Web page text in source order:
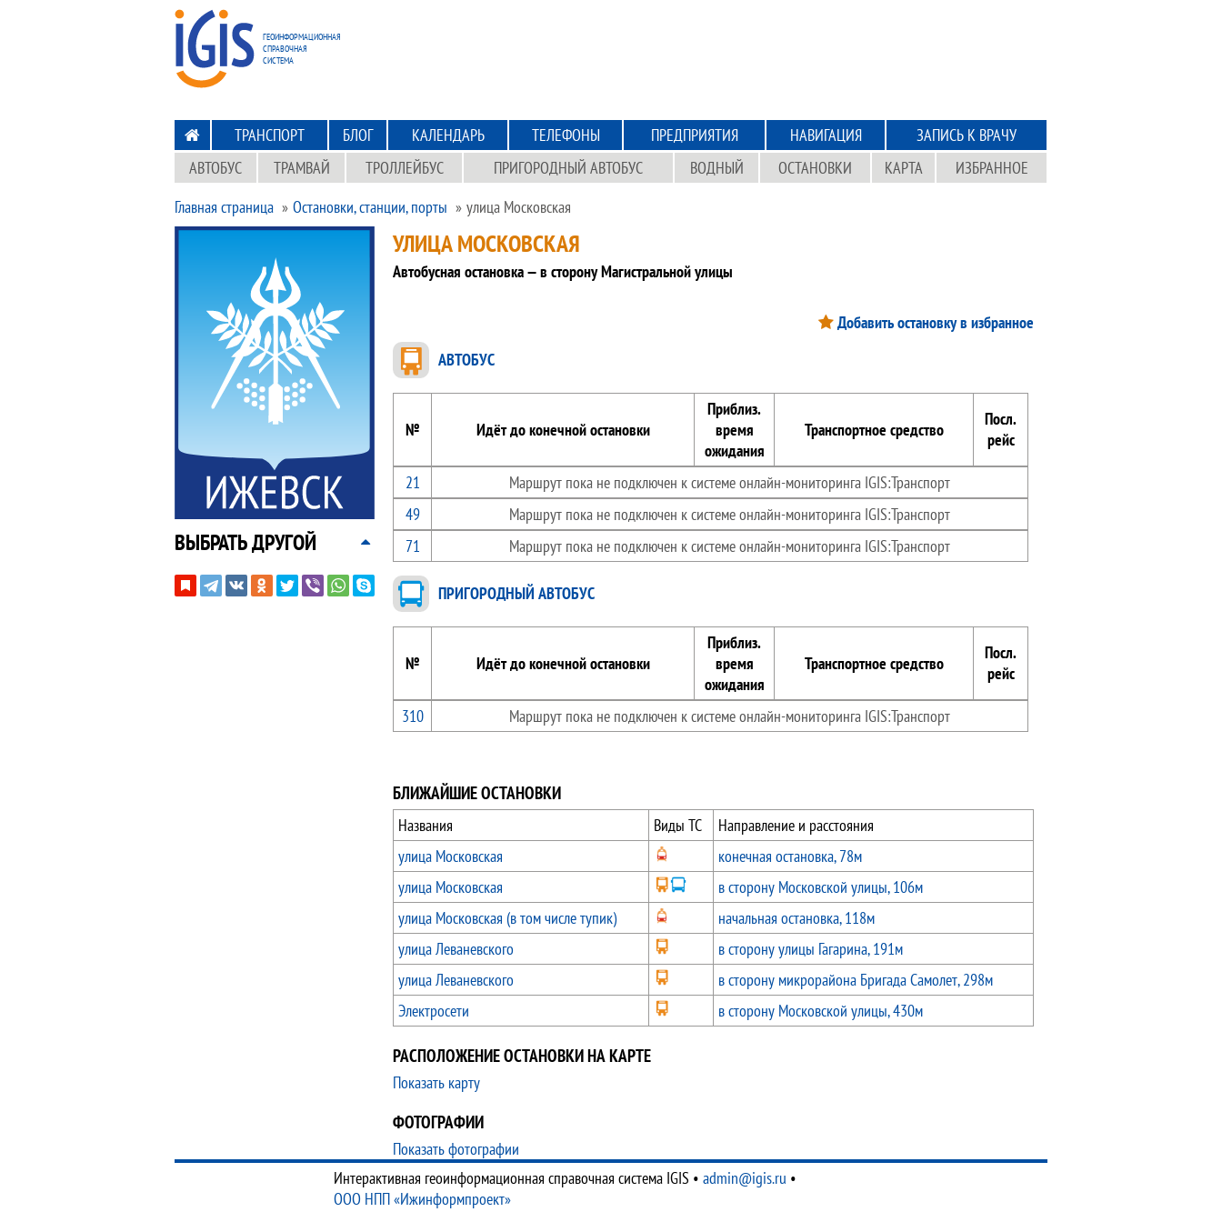
ГЕОИНФОРМАЦИОННАЯ
СПРАВОЧНАЯ
СИСТЕМА
НА ГЛАВНУЮ
ТРАНСПОРТ БЛОГ КАЛЕНДАРЬ ТЕЛЕФОНЫ ПРЕДПРИЯТИЯ НАВИГАЦИЯ
ЗАПИСЬ К ВРАЧУ
АВТОБУС
ТРАМВАЙ ТРОЛЛЕЙБУС ПРИГОРОДНЫЙ АВТОБУС ВОДНЫЙ ОСТАНОВКИ КАРТА
ИЗБРАННОЕ
Главная страница
Остановки, станции, порты улица Московская
УЛИЦА МОСКОВСКАЯ
Автобусная остановка — в сторону Магистральной улицы
Добавить остановку в избранное
АВТОБУС
№ Идёт до конечной остановки
Приблиз.
время
ожидания
Транспортное средство
Посл.
рейс
21
Маршрут пока не подключен к системе онлайн-мониторинга IGIS:Транспорт
49
Маршрут пока не подключен к системе онлайн-мониторинга IGIS:Транспорт
71
Маршрут пока не подключен к системе онлайн-мониторинга IGIS:Транспорт
ПРИГОРОДНЫЙ АВТОБУС
№ Идёт до конечной остановки
Приблиз.
время
ожидания
Транспортное средство
Посл.
рейс
310 Маршрут пока не подключен к системе онлайн-мониторинга IGIS:Транспорт
БЛИЖАЙШИЕ ОСТАНОВКИ
Названия Виды ТС
Направление и расстояния
улица Московская
конечная остановка, 78м
улица Московская
в сторону Московской улицы, 106м
улица Московская (в том числе тупик)
начальная остановка, 118м
улица Леваневского
в сторону улицы Гагарина, 191м
улица Леваневского
в сторону микрорайона Бригада Самолет, 298м
Электросети
в сторону Московской улицы, 430м
РАСПОЛОЖЕНИЕ ОСТАНОВКИ НА КАРТЕ
Показать карту
ФОТОГРАФИИ
Показать фотографии
ВЫБРАТЬ ДРУГОЙ
Интерактивная геоинформационная справочная система IGIS • admin@igis.ru •
ООО НПП «Ижинформпроект»